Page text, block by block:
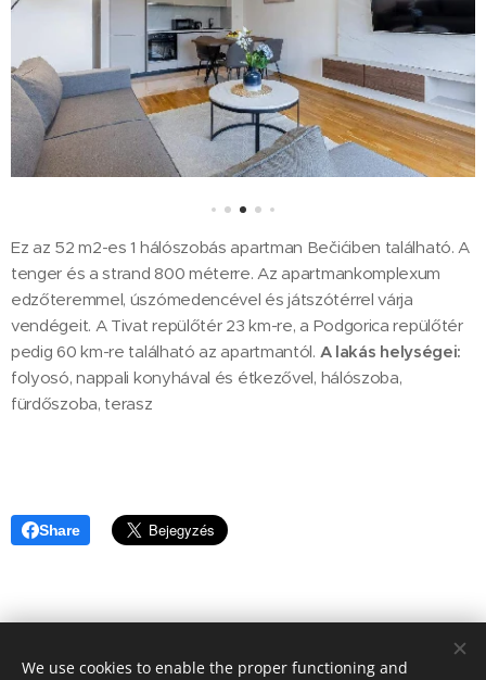
Ez az 52 m2-es 1 hálószobás apartman Bečićiben található. A
tenger és a strand 800 méterre. Az apartmankomplexum
edzőteremmel, úszómedencével és játszótérrel várja
vendégeit. A Tivat repülőtér 23 km-re, a Podgorica repülőtér
pedig 60 km-re található az apartmantól. A lakás helységei:
folyosó, nappali konyhával és étkezővel, hálószoba,
fürdőszoba, terasz
Share
© 2020 Aktuális Ingatlanok Ingatlaniroda. 2143 Kistarcsa, Deák
We use cookies to enable the proper functioning and